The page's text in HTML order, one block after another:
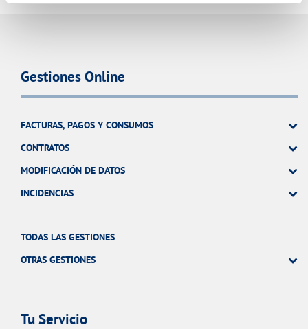
Gestiones Online
FACTURAS, PAGOS Y CONSUMOS
CONTRATOS
MODIFICACIÓN DE DATOS
INCIDENCIAS
TODAS LAS GESTIONES
OTRAS GESTIONES
Tu Servicio